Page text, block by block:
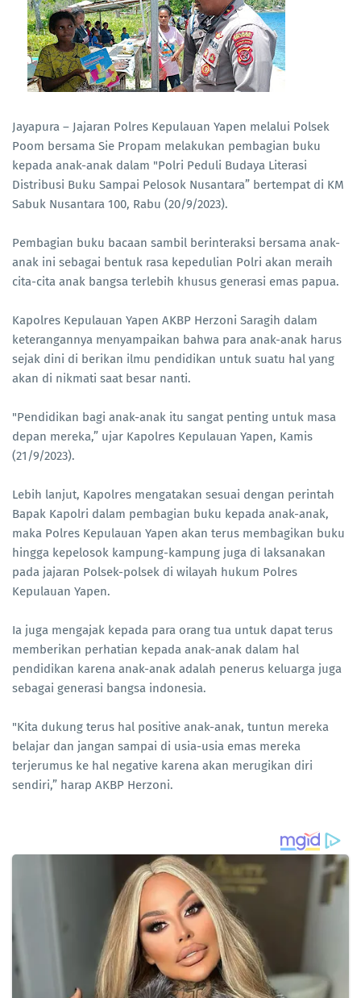
Jayapura – Jajaran Polres Kepulauan Yapen melalui Polsek
Poom bersama Sie Propam melakukan pembagian buku
kepada anak-anak dalam "Polri Peduli Budaya Literasi
Distribusi Buku Sampai Pelosok Nusantara” bertempat di KM
Sabuk Nusantara 100, Rabu (20/9/2023).
Pembagian buku bacaan sambil berinteraksi bersama anak-
anak ini sebagai bentuk rasa kepedulian Polri akan meraih
cita-cita anak bangsa terlebih khusus generasi emas papua.
Kapolres Kepulauan Yapen AKBP Herzoni Saragih dalam
keterangannya menyampaikan bahwa para anak-anak harus
sejak dini di berikan ilmu pendidikan untuk suatu hal yang
akan di nikmati saat besar nanti.
"Pendidikan bagi anak-anak itu sangat penting untuk masa
depan mereka,” ujar Kapolres Kepulauan Yapen, Kamis
(21/9/2023).
Lebih lanjut, Kapolres mengatakan sesuai dengan perintah
Bapak Kapolri dalam pembagian buku kepada anak-anak,
maka Polres Kepulauan Yapen akan terus membagikan buku
hingga kepelosok kampung-kampung juga di laksanakan
pada jajaran Polsek-polsek di wilayah hukum Polres
Kepulauan Yapen.
Ia juga mengajak kepada para orang tua untuk dapat terus
memberikan perhatian kepada anak-anak dalam hal
pendidikan karena anak-anak adalah penerus keluarga juga
sebagai generasi bangsa indonesia.
"Kita dukung terus hal positive anak-anak, tuntun mereka
belajar dan jangan sampai di usia-usia emas mereka
terjerumus ke hal negative karena akan merugikan diri
sendiri,” harap AKBP Herzoni.